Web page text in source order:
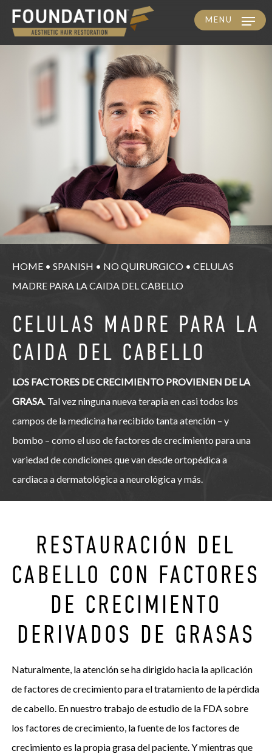
Skip
to
MENU
HOME• SPANISH • NO QUIRURGICO• CELULAS
MADRE PARA LA CAIDA DEL CABELLO
CELULAS MADRE PARA LA
CAIDA DEL CABELLO
LOS FACTORES DE CRECIMIENTO PROVIENEN DE LA
GRASA. Tal vez ninguna nueva terapia en casi todos los
campos de la medicina ha recibido tanta atención – y
bombo – como el uso de factores de crecimiento para una
variedad de condiciones que van desde ortopédica a
cardiaca a dermatológica a neurológica y más.
RESTAURACIÓN DEL
CABELLO CON FACTORES
DE CRECIMIENTO
DERIVADOS DE GRASAS
Naturalmente, la atención se ha dirigido hacia la aplicación
de factores de crecimiento para el tratamiento de la pérdida
de cabello. En nuestro trabajo de estudio de la FDA sobre
los factores de crecimiento, la fuente de los factores de
crecimiento es la propia grasa del paciente. Y mientras que